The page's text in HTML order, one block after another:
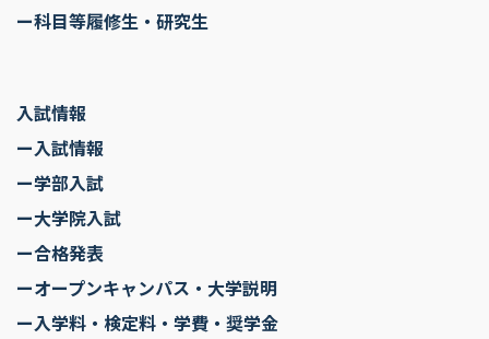
ー科目等履修生・研究生
入試情報
ー入試情報
ー学部入試
ー大学院入試
ー合格発表
ーオープンキャンパス・大学説明
ー入学料・検定料・学費・奨学金